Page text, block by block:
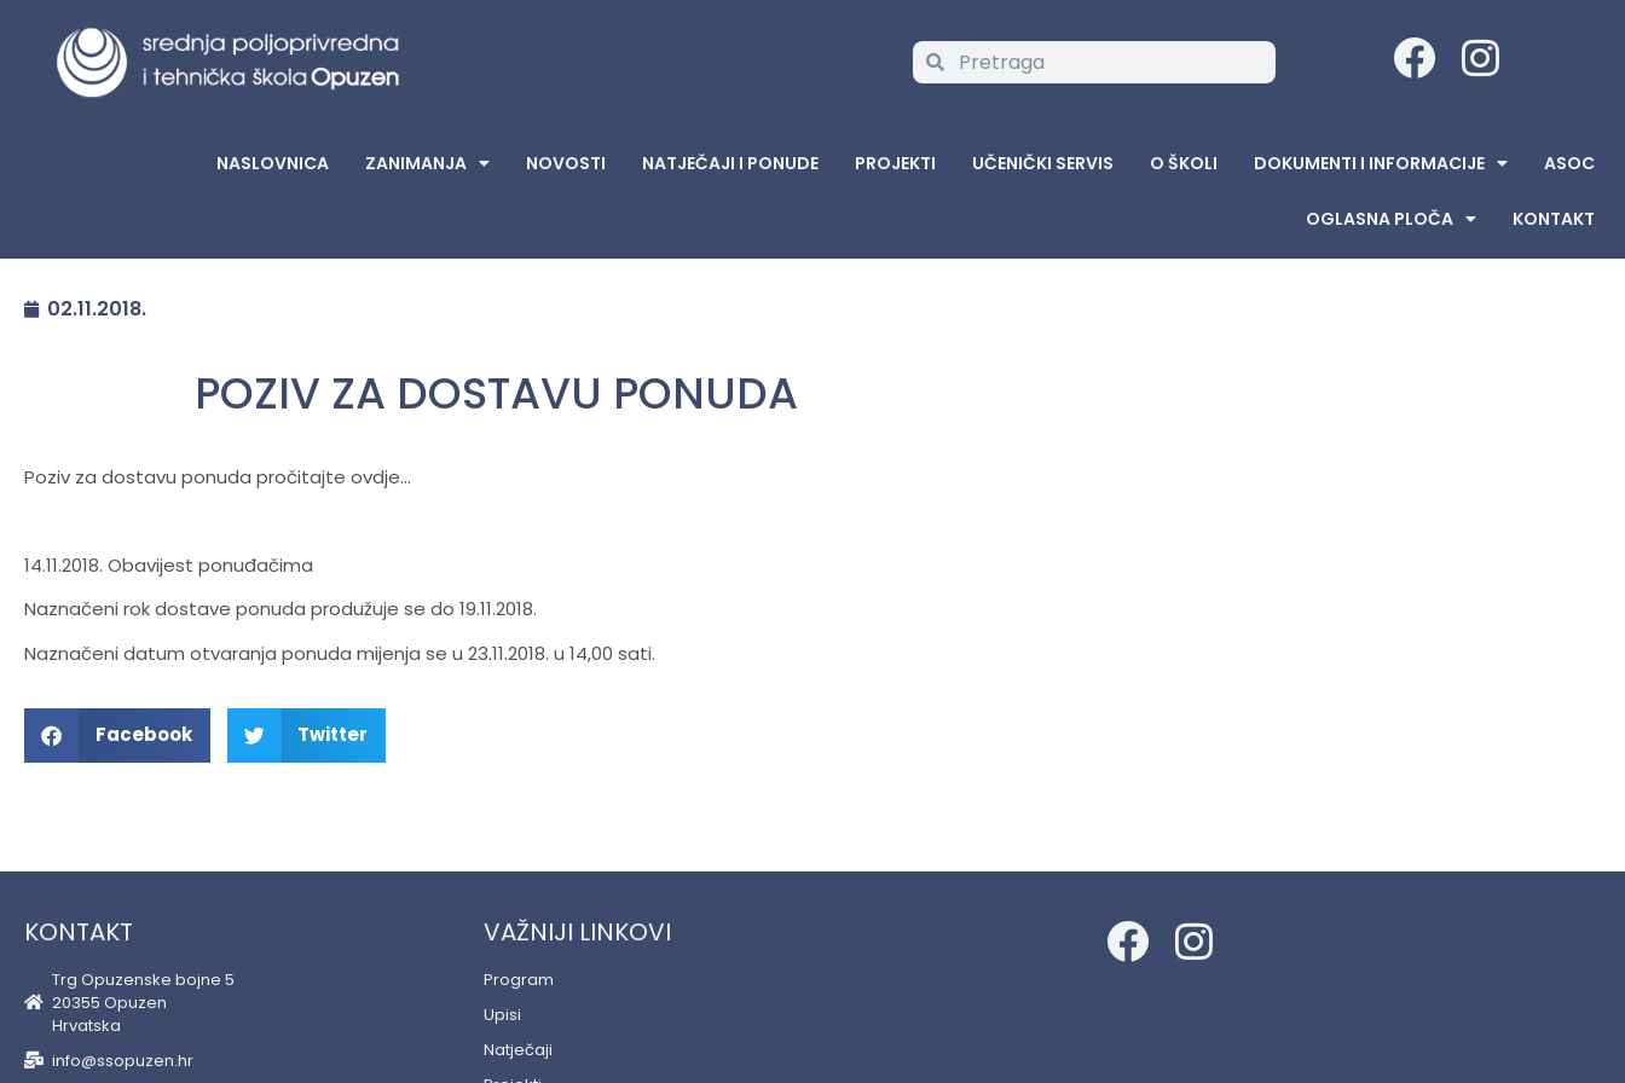
NASLOVNICA ZANIMANJA NOVOSTI NATJEČAJI I PONUDE PROJEKTI UČENIČKI SERVIS O ŠKOLI DOKUMENTI I INFORMACIJE ASOC
OGLASNA PLOČA KONTAKT
02.11.2018.
POZIV ZA DOSTAVU PONUDA
Poziv za dostavu ponuda pročitajte ovdje…
14.11.2018. Obavijest ponuđačima
Naznačeni rok dostave ponuda produžuje se do 19.11.2018.
Naznačeni datum otvaranja ponuda mijenja se u 23.11.2018. u 14,00 sati.
Facebook Twitter
KONTAKT
Trg Opuzenske bojne 5
20355 Opuzen
Hrvatska
info@ssopuzen.hr
VAŽNIJI LINKOVI
Program
Upisi
Natječaji